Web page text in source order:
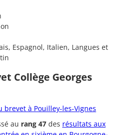
Espagnol, Italien, Langues et
Collège Georges
brevet à Pouilley-les-Vignes
au rang 47 des résultats aux